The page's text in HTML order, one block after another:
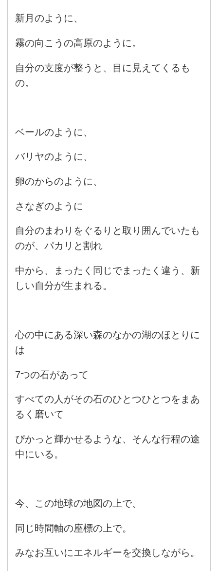
新月のように、
霧の向こうの高原のように。
自分の支度が整うと、目に見えてくるも
の。
ベールのように、
バリヤのように、
卵のからのように、
さなぎのように
自分のまわりをぐるりと取り囲んでいたも
のが、パカリと割れ
中から、まったく同じでまったく違う、新
しい自分が生まれる。
心の中にある深い森のなかの湖のほとりに
は
7つの石があって
すべての人がその石のひとつひとつをまあ
るく磨いて
ぴかっと輝かせるような、そんな行程の途
中にいる。
今、この地球の地図の上で、
同じ時間軸の座標の上で。
みなお互いにエネルギーを交換しながら。